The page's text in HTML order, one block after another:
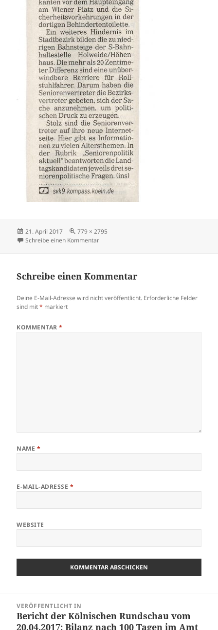
Veröffentlicht
am
21. April 2017
Volle
Größe
779 × 2795
Schreibe einen Kommentarzu Bilanz nach 100 Tagen im Amt
Schreibe einen Kommentar
Deine E-Mail-Adresse wird nicht veröffentlicht. Erforderliche Felder
sind mit* markiert
KOMMENTAR*
NAME *
E-MAIL-ADRESSE *
WEBSITE
VERÖFFENTLICHT IN
Bericht der Kölnischen Rundschau vom
20.04.2017: Bilanz nach 100 Tagen im Amt